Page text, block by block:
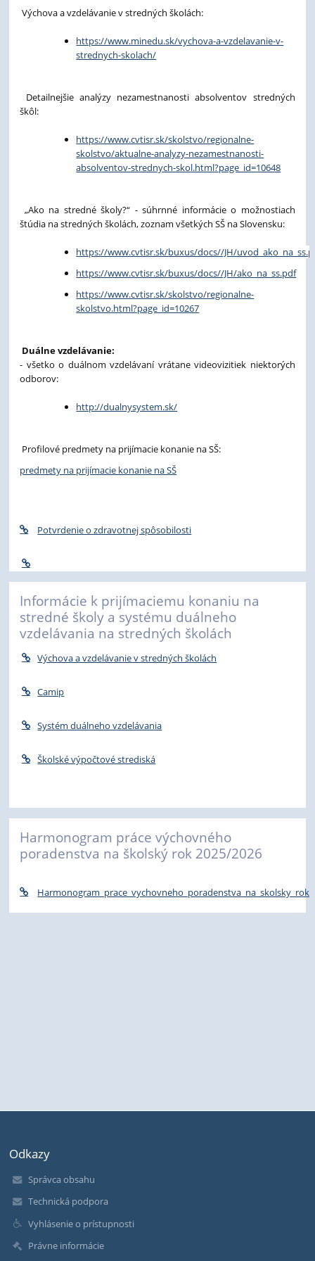
Výchova a vzdelávanie v stredných školách:
https://www.minedu.sk/vychova-a-vzdelavanie-v-
strednych-skolach/
Detailnejšie analýzy nezamestnanosti absolventov stredných
škôl:
https://www.cvtisr.sk/skolstvo/regionalne-
skolstvo/aktualne-analyzy-nezamestnanosti-
absolventov-strednych-skol.html?page_id=10648
„Ako na stredné školy?“ - súhrnné informácie o možnostiach
štúdia na stredných školách, zoznam všetkých SŠ na Slovensku:
https://www.cvtisr.sk/buxus/docs//JH/
https://www.cvtisr.sk/buxus/docs//JH/ako_na_ss.pdf
https://www.cvtisr.sk/skolstvo/regionalne-
skolstvo.html?page_id=10267
Duálne vzdelávanie:
- všetko o duálnom vzdelávaní vrátane videovizitiek niektorých
odborov:
http://dualnysystem.sk/
Profilové predmety na prijímacie konanie na SŠ:
predmety na prijímacie konanie na SŠ
Potvrdenie o zdravotnej spôsobilosti
Informácie k prijímaciemu konaniu na
stredné školy a systému duálneho
vzdelávania na stredných školách
Výchova a vzdelávanie v stredných školách
Camip
Systém duálneho vzdelávania
Školské výpočtové strediská
Harmonogram práce výchovného
poradenstva na školský rok 2025/2026
Odkazy
Správca obsahu
Technická podpora
Vyhlásenie o prístupnosti
Právne informácie